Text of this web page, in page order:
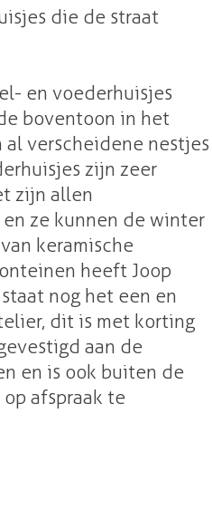
die de straat
en voederhuisjes
boventoon in het
al verscheidene nestjes
zijn zeer
zijn allen
ze kunnen de winter
keramische
heeft Joop
nog het een en
dit is met korting
aan de
en is ook buiten de
afspraak te